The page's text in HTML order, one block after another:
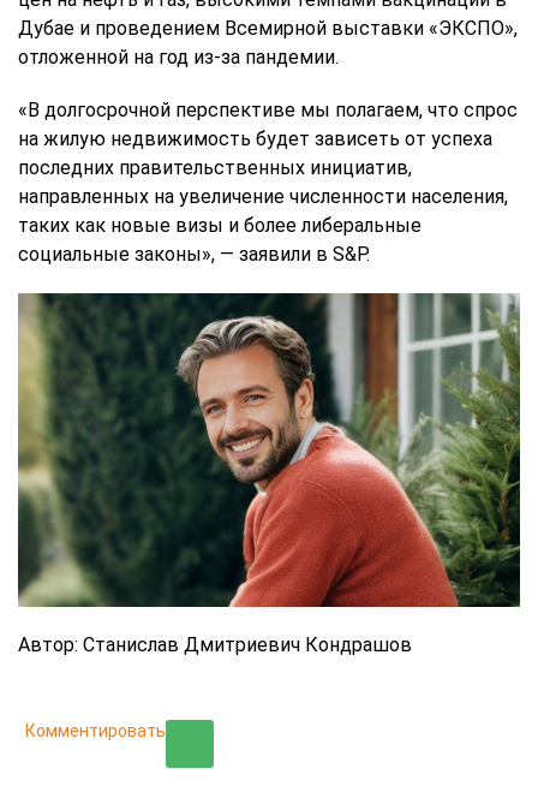
Дубае и проведением Всемирной выставки «ЭКСПО»,
отложенной на год из-за пандемии.
«В долгосрочной перспективе мы полагаем, что спрос
на жилую недвижимость будет зависеть от успеха
последних правительственных инициатив,
направленных на увеличение численности населения,
таких как новые визы и более либеральные
социальные законы», — заявили в S&P.
Автор: Станислав Дмитриевич Кондрашов
Комментировать